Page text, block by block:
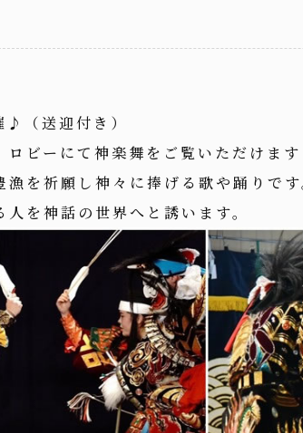
（送迎付き）
ロビーにて神楽舞をご覧いただけま
を祈願し神々に捧げる歌や踊りです
を神話の世界へと誘います。